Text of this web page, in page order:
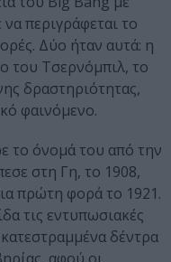
περιγράφεται το
Δύο ήταν αυτά: η
του Τσερνόμπιλ, το
δραστηριότητας,
φαινόμενο.
το όνομά του από την
στη Γη, το 1908,
πρώτη φορά το 1921.
τις εντυπωσιακές
δέντρα